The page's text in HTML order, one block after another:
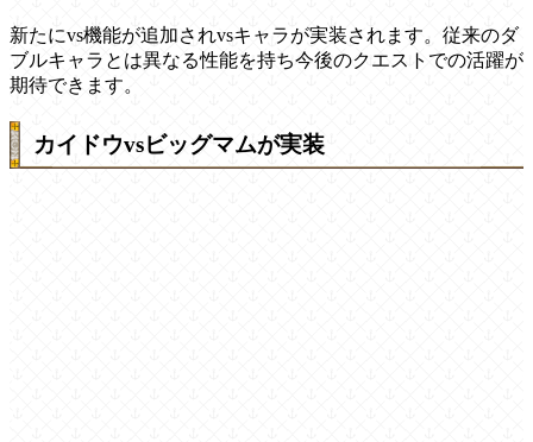
新たにvs機能が追加されvsキャラが実装されます。従来のダ
ブルキャラとは異なる性能を持ち今後のクエストでの活躍が
期待できます。
カイドウvsビッグマムが実装